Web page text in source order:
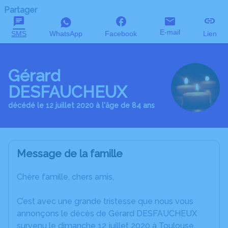
Partager
SMS WhatsApp Facebook E-mail Lien
Gérard
DESFAUCHEUX
décédé le 12 juillet 2020 à l'âge de 84 ans
Message de la famille
Chère famille, chers amis,
C’est avec une grande tristesse que nous vous
annonçons le décès de Gérard DESFAUCHEUX
survenu le dimanche 12 juillet 2020 à Toulouse.